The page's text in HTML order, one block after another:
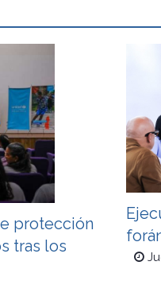
protección
tras los